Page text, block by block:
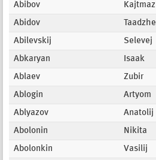
Abibov
Kajtmaz
Abidov
Taadzhe
Abilevskij
Selevej
Abkaryan
Isaak
Ablaev
Zubir
Ablogin
Artyom
Ablyazov
Anatolij
Abolonin
Nikita
Abolonkin
Vasilij